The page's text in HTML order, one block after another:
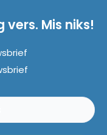
Mis niks!